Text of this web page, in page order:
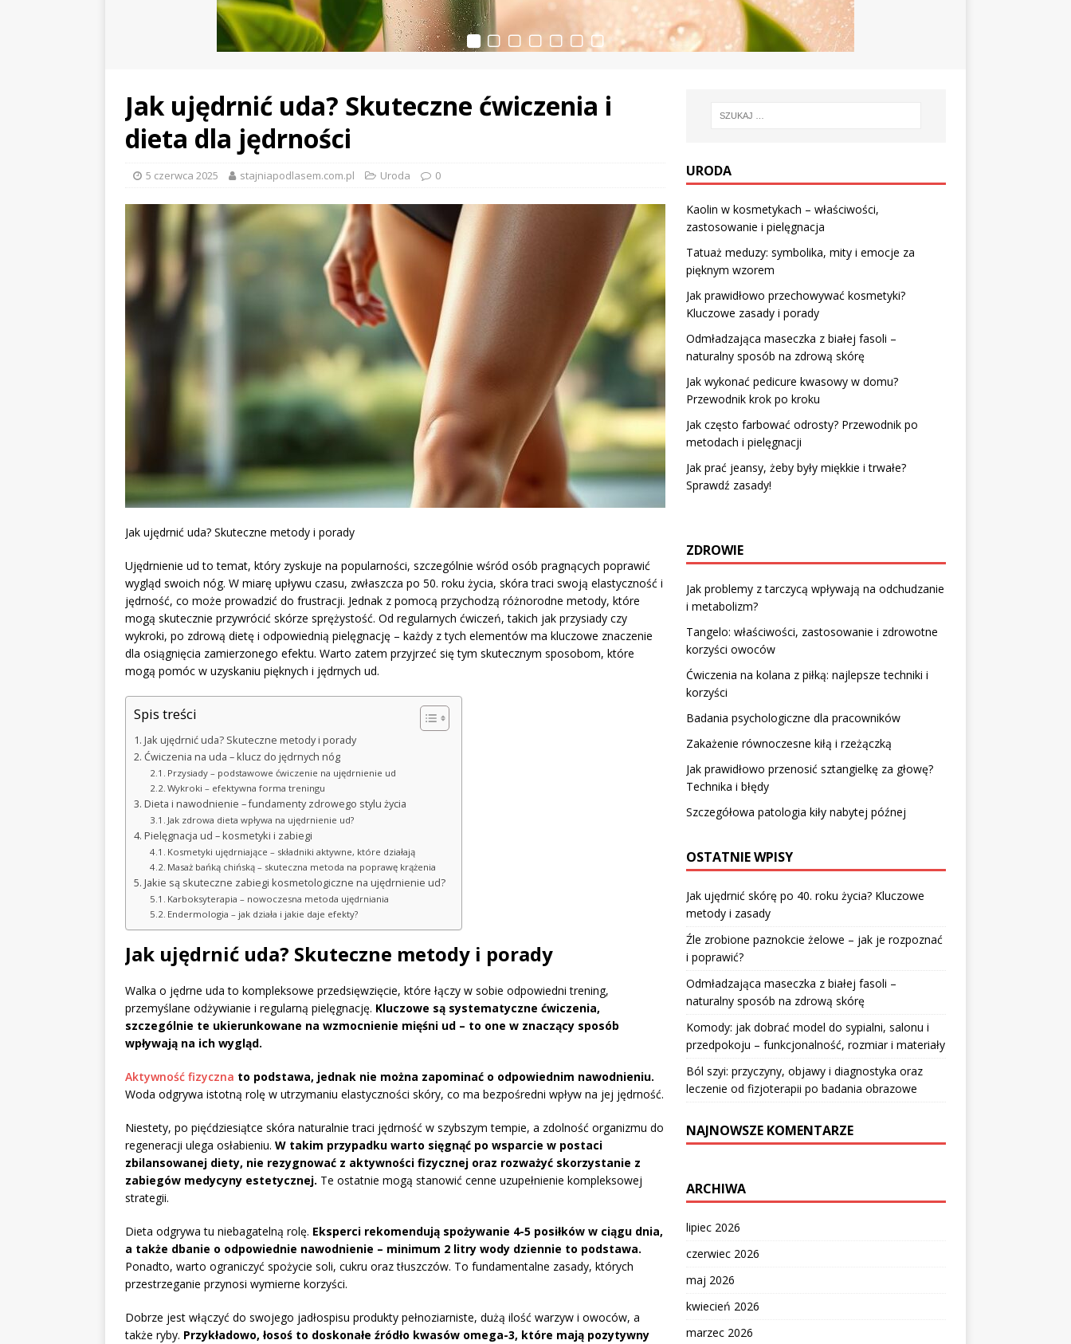
Jak ujędrnić uda? Skuteczne ćwiczenia i
dieta dla jędrności
5 czerwca 2025 stajniapodlasem.com.pl Uroda 0
Jak ujędrnić uda? Skuteczne metody i porady
Ujędrnienie ud to temat, który zyskuje na popularności, szczególnie wśród osób pragnących poprawić
wygląd swoich nóg. W miarę upływu czasu, zwłaszcza po 50. roku życia, skóra traci swoją elastyczność i
jędrność, co może prowadzić do frustracji. Jednak z pomocą przychodzą różnorodne metody, które
mogą skutecznie przywrócić skórze sprężystość. Od regularnych ćwiczeń, takich jak przysiady czy
wykroki, po zdrową dietę i odpowiednią pielęgnację – każdy z tych elementów ma kluczowe znaczenie
dla osiągnięcia zamierzonego efektu. Warto zatem przyjrzeć się tym skutecznym sposobom, które
mogą pomóc w uzyskaniu pięknych i jędrnych ud.
Spis treści
Jak ujędrnić uda? Skuteczne metody i porady
Ćwiczenia na uda – klucz do jędrnych nóg
Przysiady – podstawowe ćwiczenie na ujędrnienie ud
Wykroki – efektywna forma treningu
Dieta i nawodnienie – fundamenty zdrowego stylu życia
Jak zdrowa dieta wpływa na ujędrnienie ud?
Pielęgnacja ud – kosmetyki i zabiegi
Kosmetyki ujędrniające – składniki aktywne, które działają
Masaż bańką chińską – skuteczna metoda na poprawę krążenia
Jakie są skuteczne zabiegi kosmetologiczne na ujędrnienie ud?
Karboksyterapia – nowoczesna metoda ujędrniania
Endermologia – jak działa i jakie daje efekty?
Jak ujędrnić uda? Skuteczne metody i porady
Walka o jędrne uda to kompleksowe przedsięwzięcie, które łączy w sobie odpowiedni trening,
przemyślane odżywianie i regularną pielęgnację. Kluczowe są systematyczne ćwiczenia,
szczególnie te ukierunkowane na wzmocnienie mięśni ud – to one w znaczący sposób
wpływają na ich wygląd.
Aktywność fizyczna to podstawa, jednak nie można zapominać o odpowiednim nawodnieniu.
Woda odgrywa istotną rolę w utrzymaniu elastyczności skóry, co ma bezpośredni wpływ na jej jędrność.
Niestety, po pięćdziesiątce skóra naturalnie traci jędrność w szybszym tempie, a zdolność organizmu do
regeneracji ulega osłabieniu. W takim przypadku warto sięgnąć po wsparcie w postaci
zbilansowanej diety, nie rezygnować z aktywności fizycznej oraz rozważyć skorzystanie z
zabiegów medycyny estetycznej. Te ostatnie mogą stanowić cenne uzupełnienie kompleksowej
strategii.
Dieta odgrywa tu niebagatelną rolę. Eksperci rekomendują spożywanie 4-5 posiłków w ciągu dnia,
a także dbanie o odpowiednie nawodnienie – minimum 2 litry wody dziennie to podstawa.
Ponadto, warto ograniczyć spożycie soli, cukru oraz tłuszczów. To fundamentalne zasady, których
przestrzeganie przynosi wymierne korzyści.
Dobrze jest włączyć do swojego jadłospisu produkty pełnoziarniste, dużą ilość warzyw i owoców, a
także ryby. Przykładowo, łosoś to doskonałe źródło kwasów omega-3, które mają pozytywny
URODA
Kaolin w kosmetykach – właściwości,
zastosowanie i pielęgnacja
Tatuaż meduzy: symbolika, mity i emocje za
pięknym wzorem
Jak prawidłowo przechowywać kosmetyki?
Kluczowe zasady i porady
Odmładzająca maseczka z białej fasoli –
naturalny sposób na zdrową skórę
Jak wykonać pedicure kwasowy w domu?
Przewodnik krok po kroku
Jak często farbować odrosty? Przewodnik po
metodach i pielęgnacji
Jak prać jeansy, żeby były miękkie i trwałe?
Sprawdź zasady!
ZDROWIE
Jak problemy z tarczycą wpływają na odchudzanie
i metabolizm?
Tangelo: właściwości, zastosowanie i zdrowotne
korzyści owoców
Ćwiczenia na kolana z piłką: najlepsze techniki i
korzyści
Badania psychologiczne dla pracowników
Zakażenie równoczesne kiłą i rzeżączką
Jak prawidłowo przenosić sztangielkę za głowę?
Technika i błędy
Szczegółowa patologia kiły nabytej późnej
OSTATNIE WPISY
Jak ujędrnić skórę po 40. roku życia? Kluczowe
metody i zasady
Źle zrobione paznokcie żelowe – jak je rozpoznać
i poprawić?
Odmładzająca maseczka z białej fasoli –
naturalny sposób na zdrową skórę
Komody: jak dobrać model do sypialni, salonu i
przedpokoju – funkcjonalność, rozmiar i materiały
Ból szyi: przyczyny, objawy i diagnostyka oraz
leczenie od fizjoterapii po badania obrazowe
NAJNOWSZE KOMENTARZE
ARCHIWA
lipiec 2026
czerwiec 2026
maj 2026
kwiecień 2026
marzec 2026